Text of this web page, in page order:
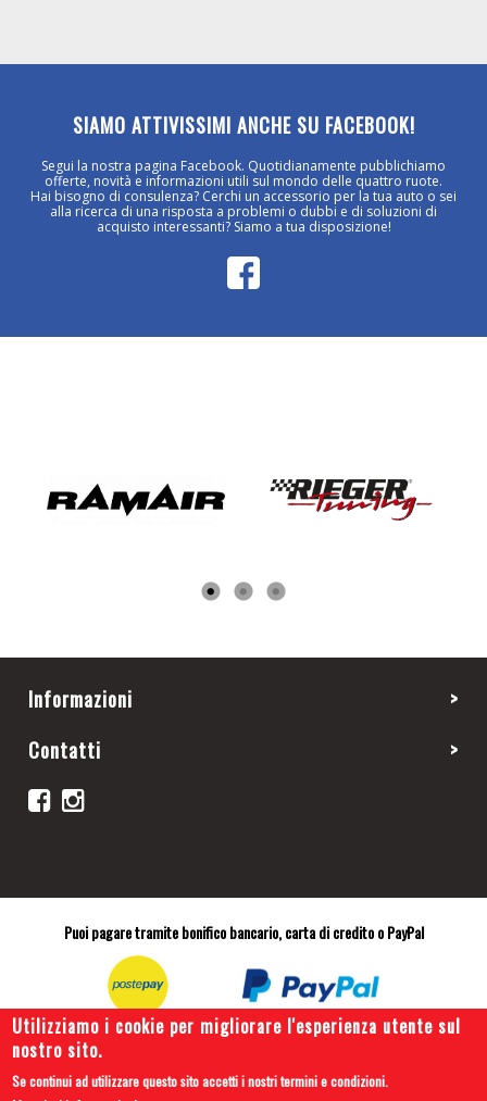
SIAMO ATTIVISSIMI ANCHE SU FACEBOOK!
Segui la nostra pagina Facebook. Quotidianamente pubblichiamo
offerte, novità e informazioni utili sul mondo delle quattro ruote.
Hai bisogno di consulenza? Cerchi un accessorio per la tua auto o sei
alla ricerca di una risposta a problemi o dubbi e di soluzioni di
acquisto interessanti? Siamo a tua disposizione!
Informazioni
Contatti
Puoi pagare tramite bonifico bancario, carta di credito o PayPal
Copyright 2019 © Cars and Tips
Utilizziamo i cookie per migliorare l'esperienza utente sul
nostro sito.
Se continui ad utilizzare questo sito accetti i nostri termini e condizioni.